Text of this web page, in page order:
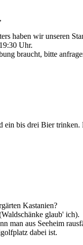
haben wir unseren
Uhr.
braucht, bitte
ein bis drei Bier
Kastanien?
glaub' ich).
man aus Seeheim
dabei ist.